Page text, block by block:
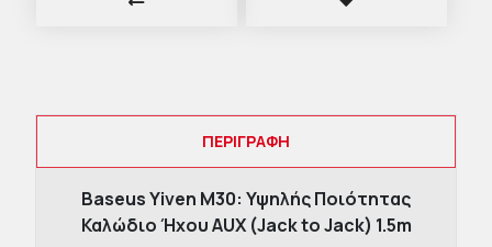
ΠΕΡΙΓΡΑΦΉ
Baseus Yiven M30: Υψηλής Ποιότητας
Καλώδιο Ήχου AUX (Jack to Jack) 1.5m